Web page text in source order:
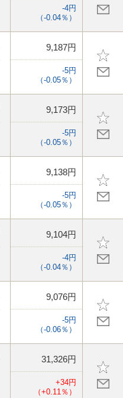
-4円
（-0.04％）
9,187円
-5円
（-0.05％）
9,173円
-5円
（-0.05％）
9,138円
-5円
（-0.05％）
9,104円
-4円
（-0.04％）
9,076円
-5円
（-0.06％）
31,326円
+34円
（+0.11％）